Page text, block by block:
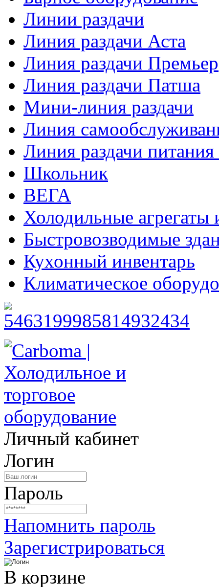
Линии раздачи
Линия раздачи Аста
Линия раздачи Премьер
Линия раздачи Патша
Мини-линия раздачи
Линия
Линия раздачи
Школьник
ВЕГА
Холодильные агрегаты
Быстровозводимые
Кухонный инвентарь
Климатическое
Личный кабинет
Логин
Пароль
Напомнить пароль
Зарегистрироваться
В корзине